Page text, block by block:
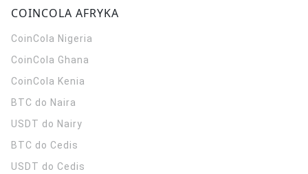
COINCOLA AFRYKA
CoinCola Nigeria
CoinCola Ghana
CoinCola Kenia
BTC do Naira
USDT do Nairy
BTC do Cedis
USDT do Cedis